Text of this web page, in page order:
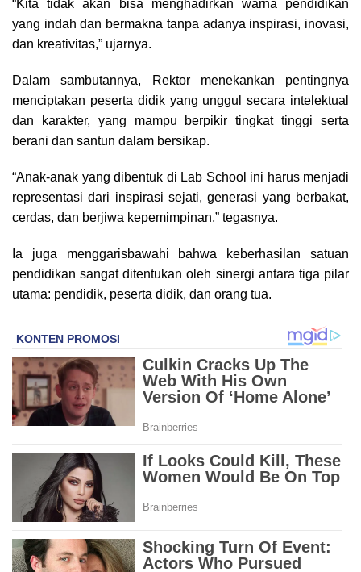
“Kita tidak akan bisa menghadirkan warna pendidikan
yang indah dan bermakna tanpa adanya inspirasi, inovasi,
dan kreativitas,” ujarnya.
Dalam sambutannya, Rektor menekankan pentingnya
menciptakan peserta didik yang unggul secara intelektual
dan karakter, yang mampu berpikir tingkat tinggi serta
berani dan santun dalam bersikap.
“Anak-anak yang dibentuk di Lab School ini harus menjadi
representasi dari inspirasi sejati, generasi yang berbakat,
cerdas, dan berjiwa kepemimpinan,” tegasnya.
Ia juga menggarisbawahi bahwa keberhasilan satuan
pendidikan sangat ditentukan oleh sinergi antara tiga pilar
utama: pendidik, peserta didik, dan orang tua.